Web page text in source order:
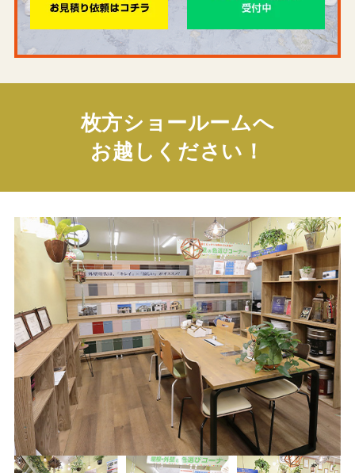
枚方ショールームへ
お越しください！